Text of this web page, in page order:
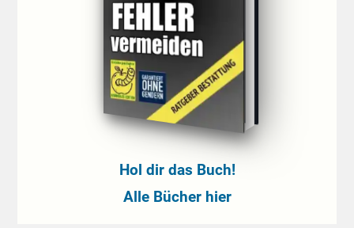
Hol dir das Buch!
Alle Bücher hier